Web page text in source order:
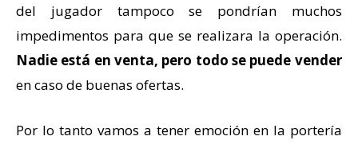
del jugador tampoco se pondrían muchos
impedimentos para que se realizara la operación.
Nadie está en venta, pero todo se puede vender
en caso de buenas ofertas.
Por lo tanto vamos a tener emoción en la portería